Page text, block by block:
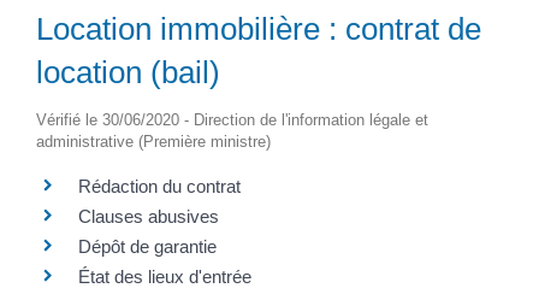
Location immobilière : contrat de
location (bail)
Vérifié le 30/06/2020 - Direction de l'information légale et
administrative (Première ministre)
Rédaction du contrat
Clauses abusives
Dépôt de garantie
État des lieux d'entrée